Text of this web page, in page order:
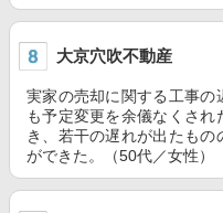
大京穴吹不動産
実家の売却に関する工事の
も予定変更を余儀なくさ
き、若干の遅れが出たもの
ができた。（50代／女性）